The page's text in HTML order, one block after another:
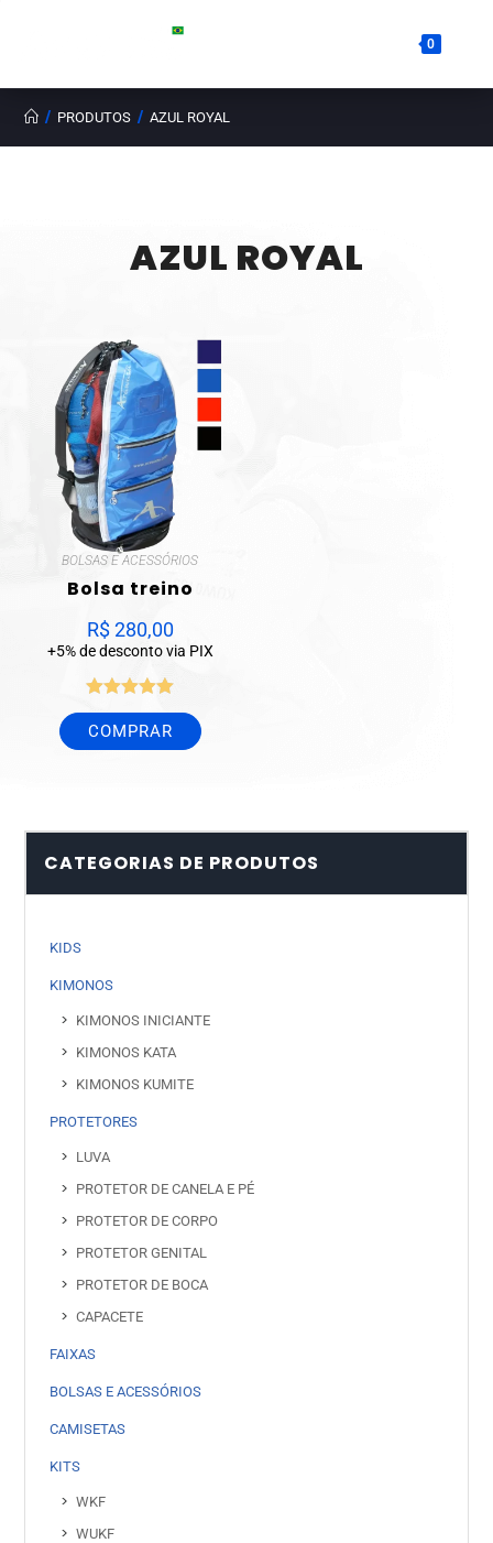
0
AZUL ROYAL
/ PRODUTOS / AZUL ROYAL
BOLSAS E ACESSÓRIOS
Bolsa treino
R$280,00
+5% de desconto via PIX
Avaliação
5.00 de 5
COMPRAR
CATEGORIAS DE PRODUTOS
KIDS
KIMONOS
KIMONOS INICIANTE
KIMONOS KATA
KIMONOS KUMITE
PROTETORES
LUVA
PROTETOR DE CANELA E PÉ
PROTETOR DE CORPO
PROTETOR GENITAL
PROTETOR DE BOCA
CAPACETE
FAIXAS
BOLSAS E ACESSÓRIOS
CAMISETAS
KITS
WKF
WUKF